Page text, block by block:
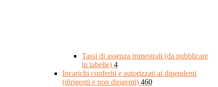
Tassi di assenza trimestrali (da pubblicare
in tabelle) 4
Incarichi conferiti e autorizzati ai dipendenti
(dirigenti e non dirigenti) 460